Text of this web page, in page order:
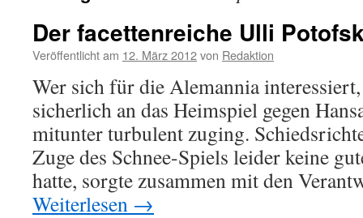
Der facettenreiche Ulli
Veröffentlicht am 12. März 2012von Redaktion
Wer sich für die Alemannia
sicherlich an das Heimspiel gegen
mitunter turbulent zuging.
Zuge des Schnee-Spiels leider keine
hatte, sorgte zusammen mit den
Weiterlesen →